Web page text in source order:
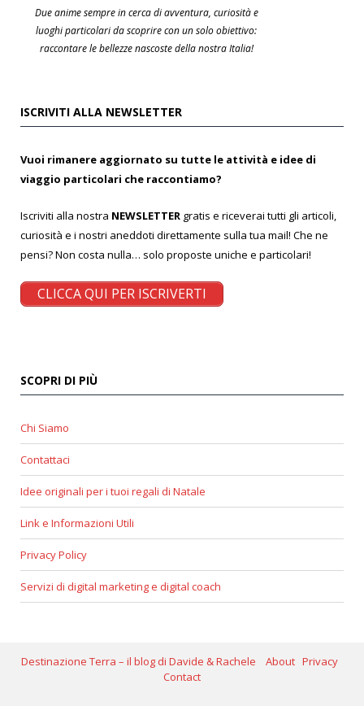
Due anime sempre in cerca di avventura, curiosità e
luoghi particolari da scoprire con un solo obiettivo:
raccontare le bellezze nascoste della nostra Italia!
ISCRIVITI ALLA NEWSLETTER
Vuoi rimanere aggiornato su tutte le attività e idee di
viaggio particolari che raccontiamo?
Iscriviti alla nostra NEWSLETTER gratis e riceverai tutti gli articoli,
curiosità e i nostri aneddoti direttamente sulla tua mail! Che ne
pensi? Non costa nulla… solo proposte uniche e particolari!
CLICCA QUI PER ISCRIVERTI
SCOPRI DI PIÙ
Chi Siamo
Contattaci
Idee originali per i tuoi regali di Natale
Link e Informazioni Utili
Privacy Policy
Servizi di digital marketing e digital coach
Destinazione Terra – il blog di Davide & Rachele About Privacy
Contact